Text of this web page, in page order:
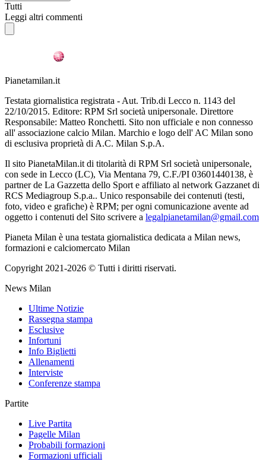
Tutti
Leggi altri commenti
Pianetamilan.it
Testata giornalistica registrata - Aut. Trib.di Lecco n. 1143 del
22/10/2015. Editore: RPM Srl società unipersonale. Direttore
Responsabile: Matteo Ronchetti. Sito non ufficiale e non connesso
all' associazione calcio Milan. Marchio e logo dell' AC Milan sono
di esclusiva proprietà di A.C. Milan S.p.A.
Il sito PianetaMilan.it di titolarità di RPM Srl società unipersonale,
con sede in Lecco (LC), Via Mentana 79, C.F./PI 03601440138, è
partner de La Gazzetta dello Sport e affiliato al network Gazzanet di
RCS Mediagroup S.p.a.. Unico responsabile dei contenuti (testi,
foto, video e grafiche) è RPM; per ogni comunicazione avente ad
oggetto i contenuti del Sito scrivere a legalpianetamilan@gmail.com
Pianeta Milan è una testata giornalistica dedicata a Milan news,
formazioni e calciomercato Milan
Copyright 2021-2026 © Tutti i diritti riservati.
News Milan
Ultime Notizie
Rassegna stampa
Esclusive
Infortuni
Info Biglietti
Allenamenti
Interviste
Conferenze stampa
Partite
Live Partita
Pagelle Milan
Probabili formazioni
Formazioni ufficiali